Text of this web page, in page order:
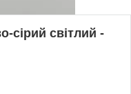
сірий світлий -